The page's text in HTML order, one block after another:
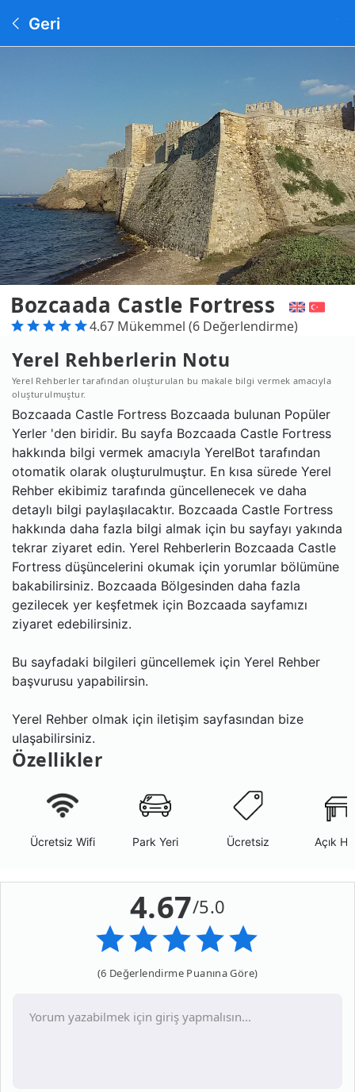
Geri
Bozcaada Castle Fortress
4.67 Mükemmel (6 Değerlendirme)
Yerel Rehberlerin Notu
Yerel Rehberler tarafından oluşturulan bu makale bilgi vermek amacıyla
oluşturulmuştur.
Bozcaada Castle Fortress Bozcaada bulunan Popüler
Yerler 'den biridir. Bu sayfa Bozcaada Castle Fortress
hakkında bilgi vermek amacıyla YerelBot tarafından
otomatik olarak oluşturulmuştur. En kısa sürede Yerel
Rehber ekibimiz tarafında güncellenecek ve daha
detaylı bilgi paylaşılacaktır. Bozcaada Castle Fortress
hakkında daha fazla bilgi almak için bu sayfayı yakında
tekrar ziyaret edin. Yerel Rehberlerin Bozcaada Castle
Fortress düşüncelerini okumak için yorumlar bölümüne
bakabilirsiniz. Bozcaada Bölgesinden daha fazla
gezilecek yer keşfetmek için Bozcaada sayfamızı
ziyaret edebilirsiniz.
Bu sayfadaki bilgileri güncellemek için Yerel Rehber
başvurusu yapabilirsin.
Yerel Rehber olmak için iletişim sayfasından bize
ulaşabilirsiniz.
Özellikler
Ücretsiz Wifi Park Yeri Ücretsiz Açık
4.67/5.0
(6 Değerlendirme Puanına Göre)